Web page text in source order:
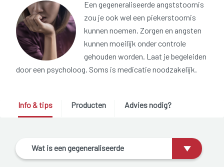
Een gegeneraliseerde angststoornis
zou je ook wel een piekerstoornis
kunnen noemen. Zorgen en angsten
kunnen moeilijk onder controle
gehouden worden. Laat je begeleiden
door een psycholoog. Soms is medicatie noodzakelijk.
Info & tips Producten Advies nodig?
Wat is een gegeneraliseerde